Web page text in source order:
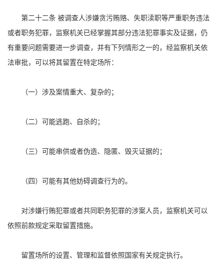
第二十二条 被调查人涉嫌贪污贿赂、失职渎职等严重职务违法
或者职务犯罪，监察机关已经掌握其部分违法犯罪事实及证据，仍
有重要问题需要进一步调查，并有下列情形之一的，经监察机关依
法审批，可以将其留置在特定场所：
（一）涉及案情重大、复杂的；
（二）可能逃跑、自杀的；
（三）可能串供或者伪造、隐匿、毁灭证据的；
（四）可能有其他妨碍调查行为的。
对涉嫌行贿犯罪或者共同职务犯罪的涉案人员，监察机关可以
依照前款规定采取留置措施。
留置场所的设置、管理和监督依照国家有关规定执行。